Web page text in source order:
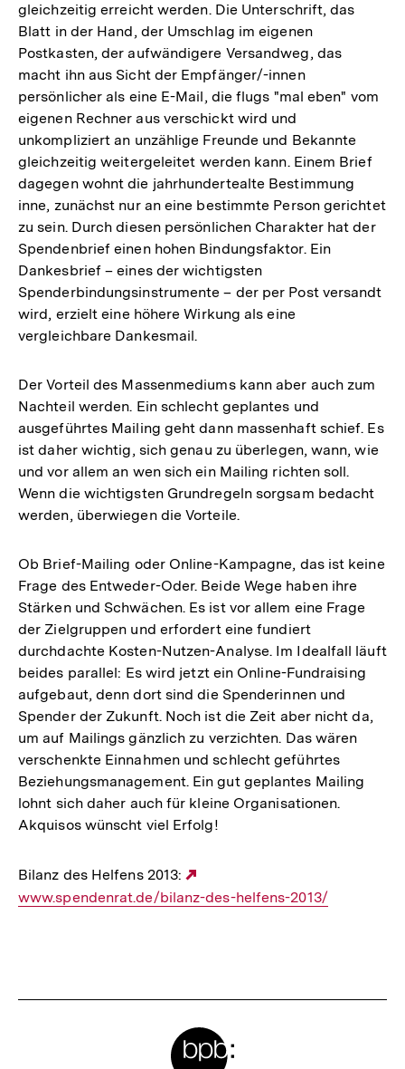
gleichzeitig erreicht werden. Die Unterschrift, das
Blatt in der Hand, der Umschlag im eigenen
Postkasten, der aufwändigere Versandweg, das
macht ihn aus Sicht der Empfänger/-innen
persönlicher als eine E-Mail, die flugs "mal eben" vom
eigenen Rechner aus verschickt wird und
unkompliziert an unzählige Freunde und Bekannte
gleichzeitig weitergeleitet werden kann. Einem Brief
dagegen wohnt die jahrhundertealte Bestimmung
inne, zunächst nur an eine bestimmte Person gerichtet
zu sein. Durch diesen persönlichen Charakter hat der
Spendenbrief einen hohen Bindungsfaktor. Ein
Dankesbrief – eines der wichtigsten
Spenderbindungsinstrumente – der per Post versandt
wird, erzielt eine höhere Wirkung als eine
vergleichbare Dankesmail.
Der Vorteil des Massenmediums kann aber auch zum
Nachteil werden. Ein schlecht geplantes und
ausgeführtes Mailing geht dann massenhaft schief. Es
ist daher wichtig, sich genau zu überlegen, wann, wie
und vor allem an wen sich ein Mailing richten soll.
Wenn die wichtigsten Grundregeln sorgsam bedacht
werden, überwiegen die Vorteile.
Ob Brief-Mailing oder Online-Kampagne, das ist keine
Frage des Entweder-Oder. Beide Wege haben ihre
Stärken und Schwächen. Es ist vor allem eine Frage
der Zielgruppen und erfordert eine fundiert
durchdachte Kosten-Nutzen-Analyse. Im Idealfall läuft
beides parallel: Es wird jetzt ein Online-Fundraising
aufgebaut, denn dort sind die Spenderinnen und
Spender der Zukunft. Noch ist die Zeit aber nicht da,
um auf Mailings gänzlich zu verzichten. Das wären
verschenkte Einnahmen und schlecht geführtes
Beziehungsmanagement. Ein gut geplantes Mailing
lohnt sich daher auch für kleine Organisationen.
Akquisos wünscht viel Erfolg!
Bilanz des Helfens 2013:
Link:
www.spendenrat.de/bilanz-des-helfens-2013/